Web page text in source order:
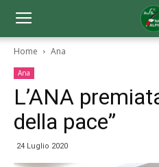
Home Ana
Ana
L’ANA
della pace”
24 Luglio 2020